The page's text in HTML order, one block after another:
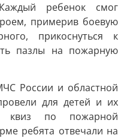
ребенок смог
примерив боевую
прикоснуться к
пазлы на пожарную
России и областной
для детей и их
квиз по пожарной
ребята отвечали на